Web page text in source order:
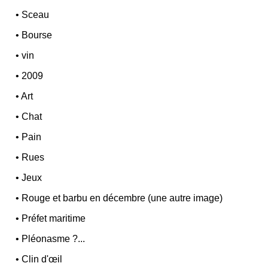
• Sceau
• Bourse
•vin
• 2009
•Art
•Chat
• Pain
• Rues
•Jeux
• Rouge et barbu en décembre (une autre image)
• Préfet maritime
• Pléonasme ?...
•Clin d'œil